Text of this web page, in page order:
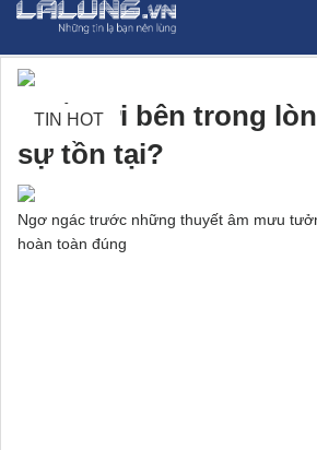
TIN HOT
Thế giới bên trong
sự tồn tại?
Ngơ ngác trước những thuyết âm mưu
hoàn toàn đúng